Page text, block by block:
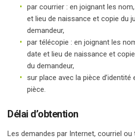
par courrier : en joignant les
et lieu de naissance et copie du
demandeur,
par télécopie : en joignant les
date et lieu de naissance et
du demandeur,
sur place avec la pièce
pièce.
Délai d’obtention
Les demandes par Internet, courriel